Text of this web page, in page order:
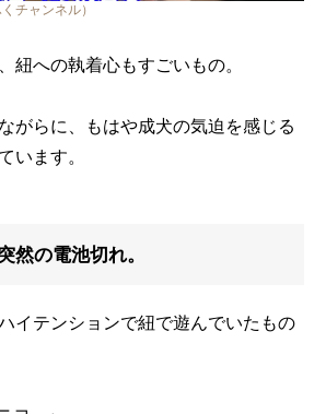
チャンネル）
紐への執着心もすごいもの。
がらに、もはや成犬の気迫を感じる
います。
の電池切れ。
イテンションで紐で遊んでいたもの